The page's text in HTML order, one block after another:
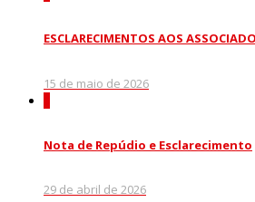
ESCLARECIMENTOS AOS
15 de maio de 2026
Nota de Repúdio e Esclarecimento
29 de abril de 2026